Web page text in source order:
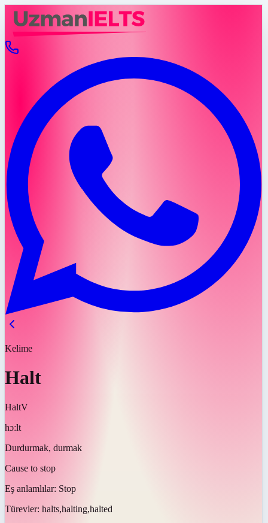
Kelime
Halt
HaltV
hɔːlt
Durdurmak, durmak
Cause to stop
Eş anlamlılar: Stop
Türevler: halts,halting,halted